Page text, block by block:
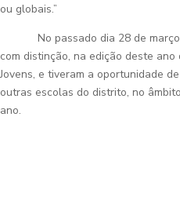
ou globais.”
No passado dia 28 de março,
com distinção, na edição deste
Jovens, e tiveram a oportunidade
outras escolas do distrito, no
ano.